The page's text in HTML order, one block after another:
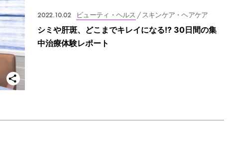
2022.10.02 ビューティ・ヘルス / スキンケア・ヘアケア
シミや肝斑、どこまでキレイになる!? 30日間の集
中治療体験レポート